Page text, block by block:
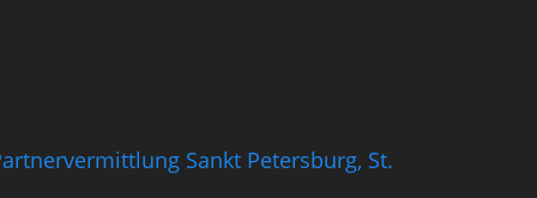
Sankt Petersburg, St.